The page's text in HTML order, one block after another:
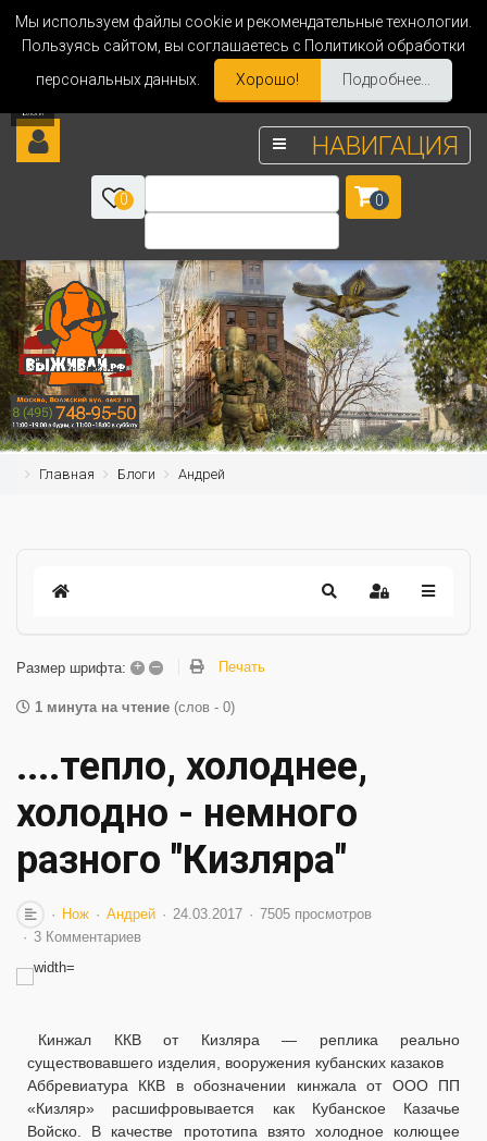
Мы используем файлы cookie и рекомендательные технологии.
Пользуясь сайтом, вы соглашаетесь с Политикой обработки
персональных данных.
Хорошо! Подробнее...
НАВИГАЦИЯ
0 0
Главная Блоги Андрей
Размер шрифта: + – Печать
1 минута на чтение (слов - 0)
....тепло, холоднее,
холодно - немного
разного "Кизляра"
Нож Андрей 24.03.2017
7505 просмотров
3 Комментариев
Кинжал ККВ от Кизляра — реплика реально
существовавшего изделия, вооружения кубанских казаков
Аббревиатура ККВ в обозначении кинжала от ООО ПП
«Кизляр» расшифровывается как Кубанское Казачье
Войско. В качестве прототипа взято холодное колющее